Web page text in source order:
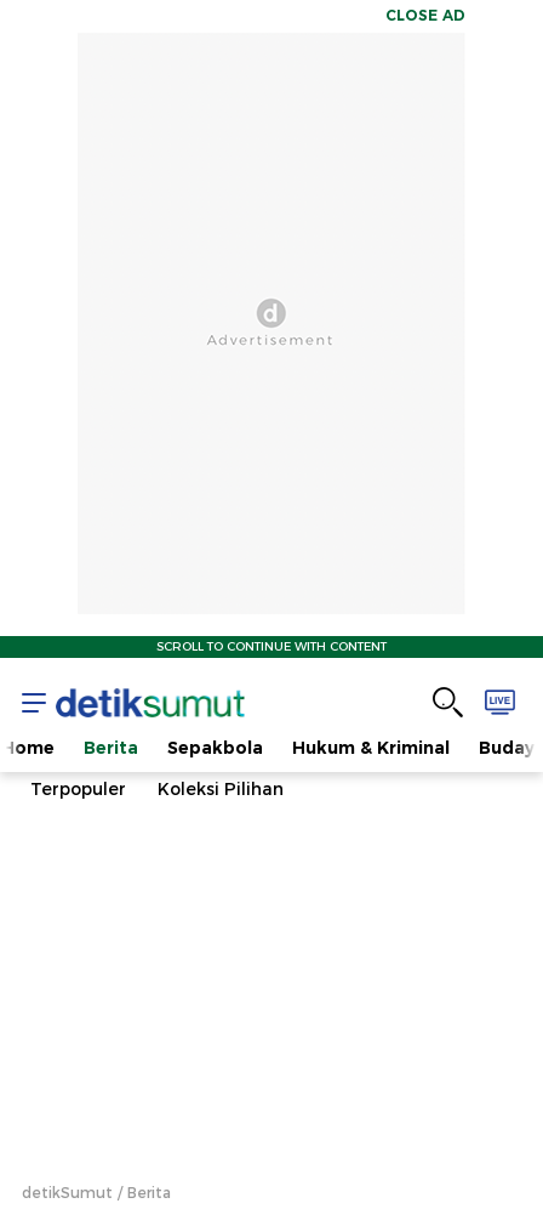
CLOSE AD
SCROLL TO CONTINUE WITH CONTENT
Home Berita Sepakbola Hukum & Kriminal
Terpopuler
Koleksi Pilihan
detikSumut Berita